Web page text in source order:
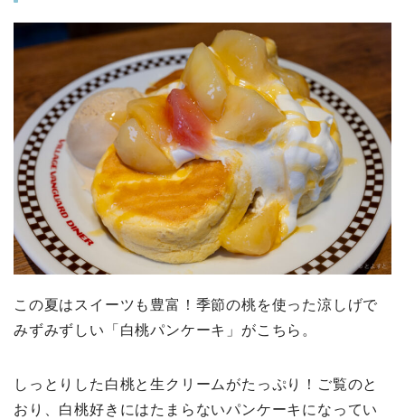
この夏はスイーツも豊富！季節の桃を使った涼しげで
みずみずしい「白桃パンケーキ」がこちら。
しっとりした白桃と生クリームがたっぷり！ご覧のと
おり、白桃好きにはたまらないパンケーキになってい